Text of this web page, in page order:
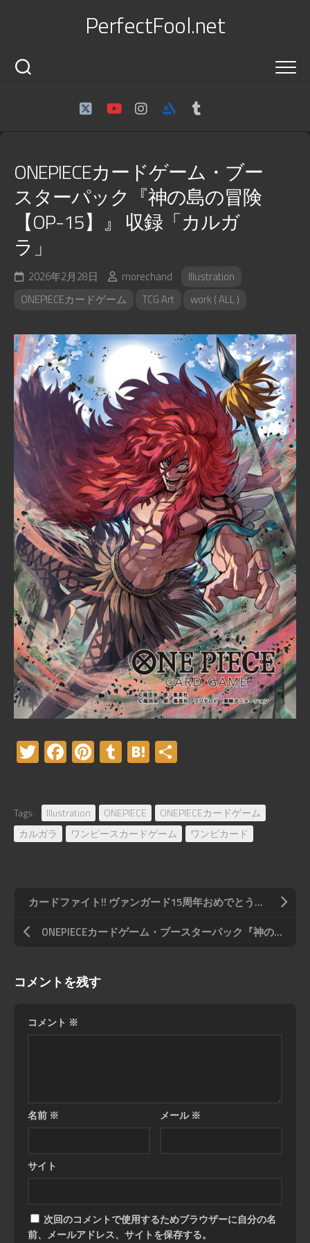
PerfectFool.net
ONEPIECEカードゲーム・ブー
スターパック『神の島の冒険
【OP-15】』 収録「カルガ
ラ」
2026年2月28日 morechand
Illustration
ONEPIECEカードゲーム
TCG Art work ( ALL )
Twitter
Facebook
Pinterest
TumblrHatena
Tags: Illustration ONEPIECE
ONEPIECEカードゲーム
カルガラ
ワンピースカードゲーム ワンピカード
カードファイト!! ヴァンガード15周年おめでとうございます（ファンアート）
ONEPIECEカードゲーム・ブースターパック『神の島の冒険【OP-15】』 収録「フルボディ 」
コメントを残す
コメント ※
名前 ※ メール※
サイト
次回のコメントで使用するためブラウザーに自分の名
前、メールアドレス、サイトを保存する。